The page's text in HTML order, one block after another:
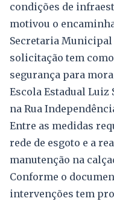
condições de
motivou o
Secretaria
solicitação tem
segurança para
Escola Estadual Luiz
na Rua
Entre as medidas
rede de esgoto e a
manutenção na
Conforme o
intervenções tem